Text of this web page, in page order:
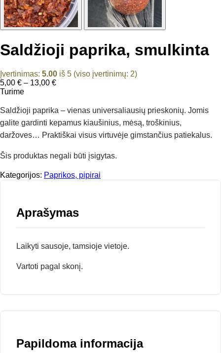
Saldžioji paprika, smulkinta
Įvertinimas: 5.00 iš 5 (viso įvertinimų: 2)
5,00 € – 13,00 €Price
through
Turime
Saldžioji paprika – vienas universaliausių prieskonių. Jomis
galite gardinti kepamus kiaušinius, mėsą, troškinius,
daržoves… Praktiškai visus virtuvėje gimstančius patiekalus.
Šis produktas negali būti įsigytas.
Kategorijos: Paprikos, pipirai
Aprašymas
Laikyti sausoje, tamsioje vietoje.
Vartoti pagal skonį.
Papildoma informacija